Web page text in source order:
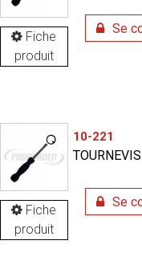
Fiche
produit
Se
Fiche
produit
10-221
Se